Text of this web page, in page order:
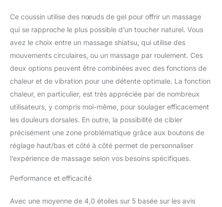
massage : vous pouvez
profiter d'une
des fonctionnalités de
massage du dos en gel,
puis commencer à
mélanger et assortir
de massage sur 3
niveaux d'intensité.
Chaleur apaisante : la
fonction de chaleur
chaleur croissante tout
au long de votre
Ce coussin utilise des nœuds de gel pour offrir un massage
qui se rapproche le plus possible d’un toucher naturel. Vous
avez le choix entre un massage shiatsu, qui utilise des
mouvements circulaires, ou un massage par roulement. Ces
deux options peuvent être combinées avec des fonctions de
chaleur et de vibration pour une détente optimale. La fonction
chaleur, en particulier, est très appréciée par de nombreux
utilisateurs, y compris moi-même, pour soulager efficacement
les douleurs dorsales. En outre, la possibilité de cibler
précisément une zone problématique grâce aux boutons de
réglage haut/bas et côté à côté permet de personnaliser
l’expérience de massage selon vos besoins spécifiques.
Performance et efficacité
Avec une moyenne de 4,0 étoiles sur 5 basée sur les avis